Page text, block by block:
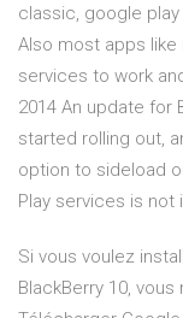
classic, google
Also most apps
services to work
2014 An update for
started rolling out,
option to sideload
Play services is not
Si vous voulez
BlackBerry 10,